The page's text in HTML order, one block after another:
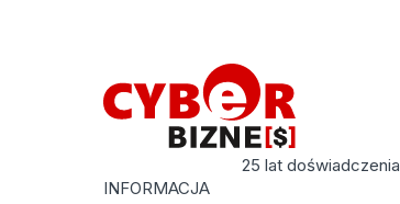
25 lat doświadczenia
INFORMACJA